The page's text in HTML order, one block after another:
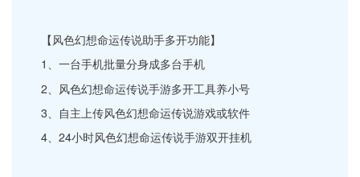
【风色幻想命运传说助手多开功能】
1、一台手机批量分身成多台手机
2、风色幻想命运传说手游多开工具养小号
3、自主上传风色幻想命运传说游戏或软件
4、24小时风色幻想命运传说手游双开挂机